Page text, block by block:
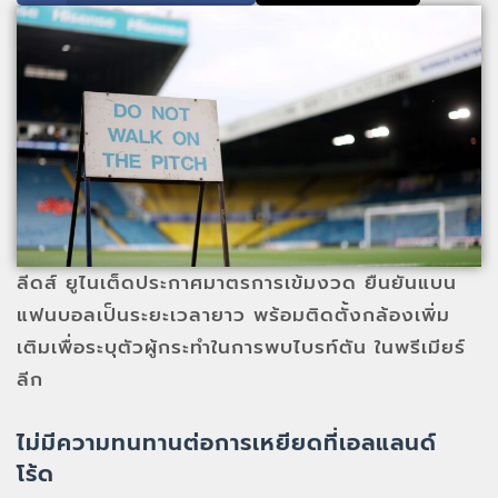
ลีดส์ ยูไนเต็ดประกาศมาตรการเข้มงวด ยืนยันแบน
แฟนบอลเป็นระยะเวลายาว พร้อมติดตั้งกล้องเพิ่ม
เติมเพื่อระบุตัวผู้กระทำในการพบไบรท์ตัน ในพรีเมียร์
ลีก
ไม่มีความทนทานต่อการเหยียดที่เอลแลนด์
โร้ด